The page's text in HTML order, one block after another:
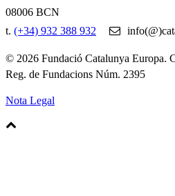
08006 BCN
t. (+34) 932 388 932
© 2026 Fundació Catalunya Europa.
Reg. de Fundacions Núm. 2395
Nota Legal